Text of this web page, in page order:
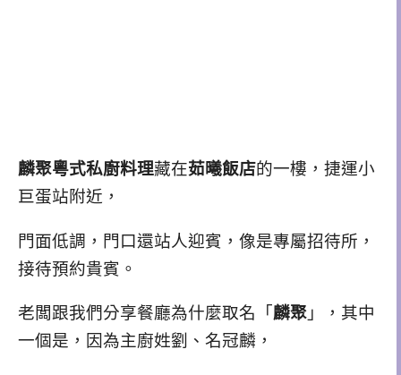
麟聚粵式私廚料理藏在茹曦飯店的一樓，捷運小
巨蛋站附近，
門面低調，門口還站人迎賓，像是專屬招待所，
接待預約貴賓。
老闆跟我們分享餐廳為什麼取名「 麟聚 」，其中
一個是，因為主廚姓劉、名冠麟，